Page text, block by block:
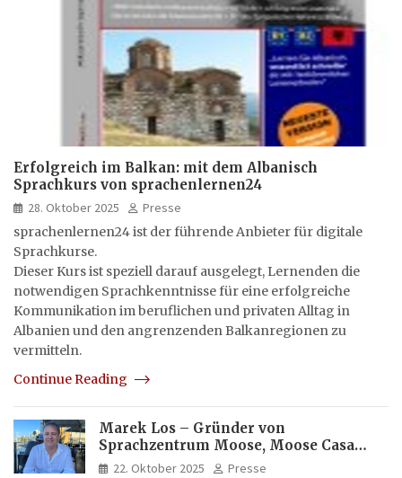
Erfolgreich im Balkan: mit dem Albanisch
Sprachkurs von sprachenlernen24
28. Oktober 2025
Presse
sprachenlernen24 ist der führende Anbieter für digitale
Sprachkurse.
Dieser Kurs ist speziell darauf ausgelegt, Lernenden die
notwendigen Sprachkenntnisse für eine erfolgreiche
Kommunikation im beruflichen und privaten Alltag in
Albanien und den angrenzenden Balkanregionen zu
vermitteln.
Continue Reading
Marek Los – Gründer von
Sprachzentrum Moose, Moose Casa
Italia und Apartamento Brasil |
22. Oktober 2025 Presse